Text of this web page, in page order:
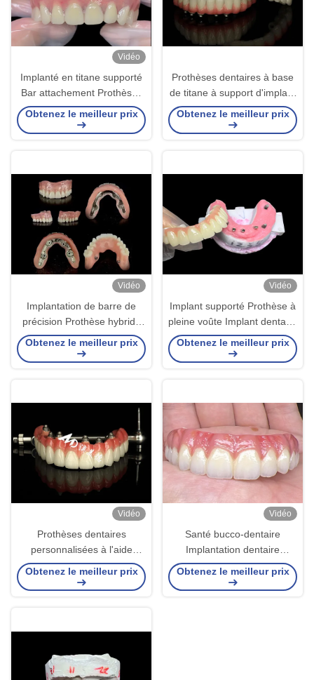
Vidéo
Implanté en titane supporté
Bar attachement Prothèses
dentaires de laboratoire
dentaire en Chine
Obtenez le meilleur prix
Prothèses dentaires à base
de titane à support d'implant
fixe avec pont de couronne
en céramique pour
Obtenez le meilleur prix
Vidéo
Implantation de barre de
précision Prothèse hybride
supportée Adaptation
sécurisée Stabilité réglable
Obtenez le meilleur prix
Vidéo
Implant supporté Prothèse à
pleine voûte Implant dentaire
fixe Pont de couronne en
céramique
Obtenez le meilleur prix
Vidéo
Prothèses dentaires
personnalisées à l'aide
d'implants dentaires, pont de
couronne pour l'entretien
Obtenez le meilleur prix
Vidéo
Santé bucco-dentaire
Implantation dentaire
Prothèses dentaires
soutenues Surface polie de
Obtenez le meilleur prix